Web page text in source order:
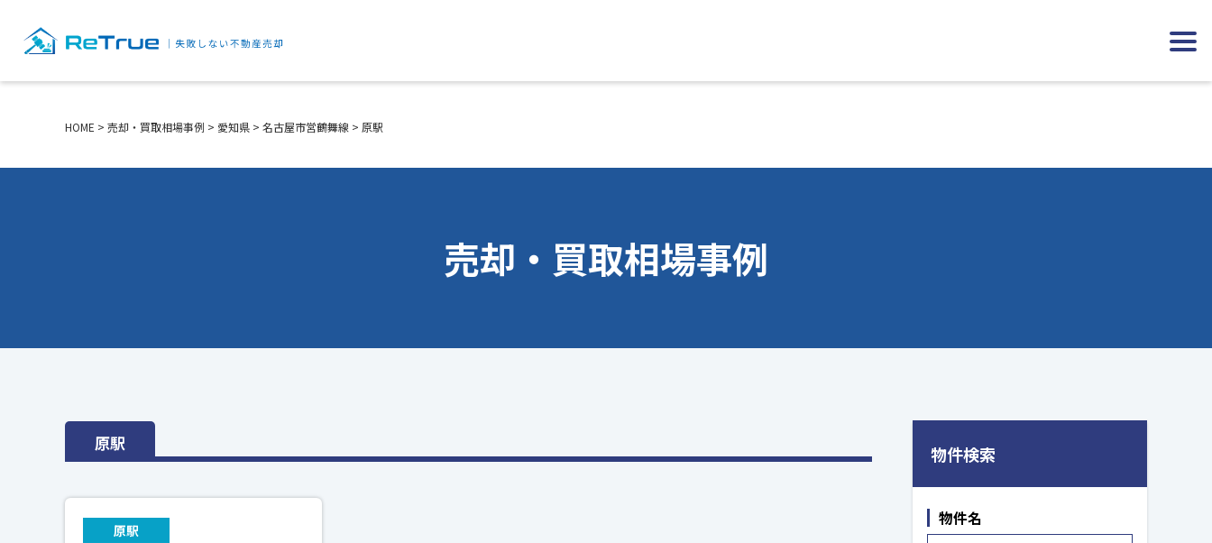
HOME > 売却・買取相場事例 > 愛知県 > 名古屋市営鶴舞線 > 原駅
売却・買取相場事例
原駅
原駅
物件検索
物件名